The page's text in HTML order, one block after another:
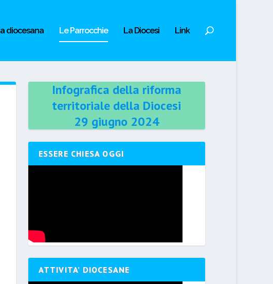
diocesana Le Parrocchie La Diocesi Link
Infografica della riforma
territoriale della Diocesi
29 giugno 2024
ESSERE CHIESA OGGI
ATTIVITA’ DIOCESANE